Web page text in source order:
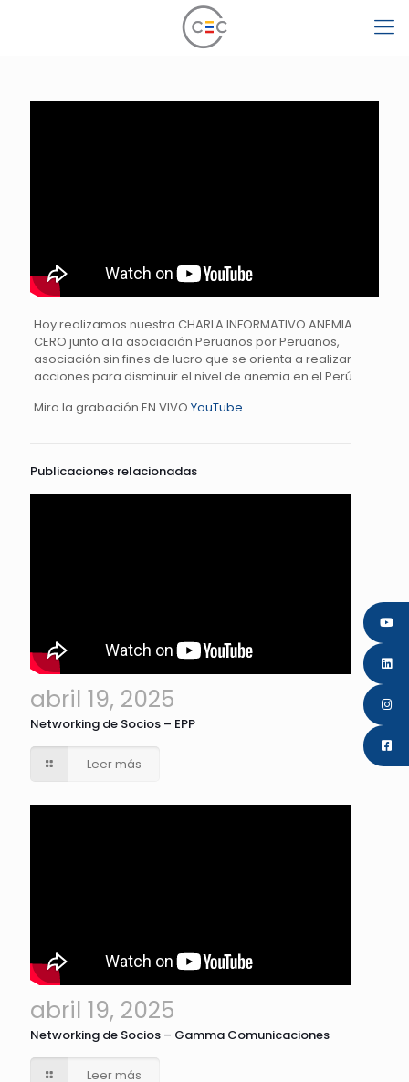
Hoy realizamos nuestra CHARLA INFORMATIVO ANEMIA
CERO junto a la asociación Peruanos por Peruanos,
asociación sin fines de lucro que se orienta a realizar
acciones para disminuir el nivel de anemia en el Perú.
Mira la grabación EN VIVO YouTube
Publicaciones relacionadas
abril 19, 2025
Networking de Socios – EPP
Leer más
abril 19, 2025
Networking de Socios – Gamma Comunicaciones
Leer más